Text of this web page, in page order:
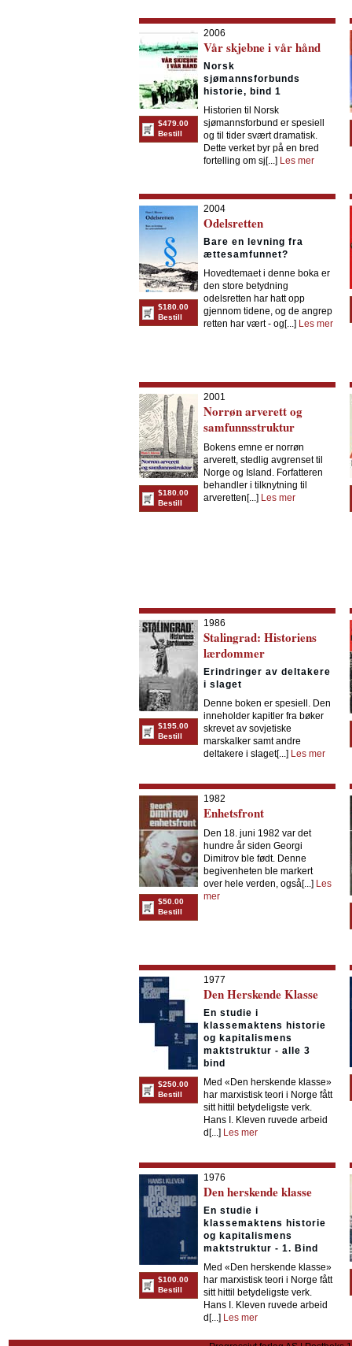
$479.00
Bestill
2006
Vår skjebne i vår hånd
Norsk
sjømannsforbunds
historie, bind 1
Historien til Norsk
sjømannsforbund er spesiell
og til tider svært dramatisk.
Dette verket byr på en bred
fortelling om sj[...] Les mer
$180.00
Bestill
2004
Odelsretten
Bare en levning fra
ættesamfunnet?
Hovedtemaet i denne boka er
den store betydning
odelsretten har hatt opp
gjennom tidene, og de angrep
retten har vært - og[...] Les mer
$180.00
Bestill
2001
Norrøn arverett og
samfunnsstruktur
Bokens emne er norrøn
arverett, stedlig avgrenset til
Norge og Island. Forfatteren
behandler i tilknytning til
arveretten[...] Les mer
$195.00
Bestill
1986
Stalingrad: Historiens
lærdommer
Erindringer av deltakere
i slaget
Denne boken er spesiell. Den
inneholder kapitler fra bøker
skrevet av sovjetiske
marskalker samt andre
deltakere i slaget[...] Les mer
$50.00
Bestill
1982
Enhetsfront
Den 18. juni 1982 var det
hundre år siden Georgi
Dimitrov ble født. Denne
begivenheten ble markert
over hele verden, også[...] Les
mer
$250.00
Bestill
1977
Den Herskende Klasse
En studie i
klassemaktens historie
og kapitalismens
maktstruktur - alle 3
bind
Med «Den herskende klasse»
har marxistisk teori i Norge fått
sitt hittil betydeligste verk.
Hans I. Kleven ruvede arbeid
d[...] Les mer
$100.00
Bestill
1976
Den herskende klasse
En studie i
klassemaktens historie
og kapitalismens
maktstruktur - 1. Bind
Med «Den herskende klasse»
har marxistisk teori i Norge fått
sitt hittil betydeligste verk.
Hans I. Kleven ruvede arbeid
d[...] Les mer